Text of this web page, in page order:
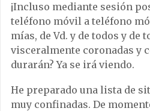
¡Incluso mediante sesión
teléfono móvil a teléfono
mías, de Vd. y de todos y de
visceralmente coronadas y
durarán? Ya se irá viendo.
He preparado una lista de
muy confinadas. De